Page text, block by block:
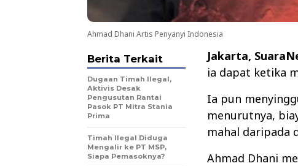
Ahmad Dhani Artis Penyanyi Indonesia
Jakarta,
ia dapat ketika
Ia pun
menurutnya,
mahal daripada
Ahmad Dhani
Berita Terkait
Dugaan Timah Ilegal,
Aktivis Desak
Pengusutan Rantai
Pasok PT Mitra Stania
Prima
Timah Ilegal Diduga
Mengalir ke PT MSP,
Siapa Pemasoknya?